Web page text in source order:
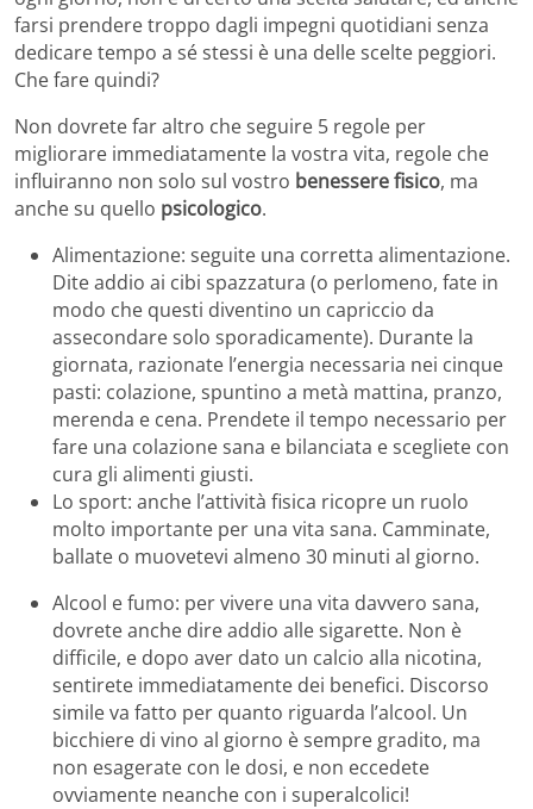
farsi prendere troppo dagli impegni quotidiani senza
dedicare tempo a sé stessi è una delle scelte peggiori.
Che fare quindi?
Non dovrete far altro che seguire 5 regole per
migliorare immediatamente la vostra vita, regole che
influiranno non solo sul vostro benessere fisico, ma
anche su quello psicologico.
Alimentazione: seguite una corretta alimentazione.
Dite addio ai cibi spazzatura (o perlomeno, fate in
modo che questi diventino un capriccio da
assecondare solo sporadicamente). Durante la
giornata, razionate l’energia necessaria nei cinque
pasti: colazione, spuntino a metà mattina, pranzo,
merenda e cena. Prendete il tempo necessario per
fare una colazione sana e bilanciata e scegliete con
cura gli alimenti giusti.
Lo sport: anche l’attività fisica ricopre un ruolo
molto importante per una vita sana. Camminate,
ballate o muovetevi almeno 30 minuti al giorno.
Alcool e fumo: per vivere una vita davvero sana,
dovrete anche dire addio alle sigarette. Non è
difficile, e dopo aver dato un calcio alla nicotina,
sentirete immediatamente dei benefici. Discorso
simile va fatto per quanto riguarda l’alcool. Un
bicchiere di vino al giorno è sempre gradito, ma
non esagerate con le dosi, e non eccedete
ovviamente neanche con i superalcolici!